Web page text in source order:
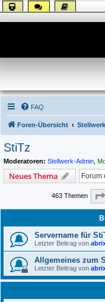
FAQ
Foren-Übersicht
StiTz
Moderatoren: Stellwerk-Admin
Neues Thema
463 Themen
Servername für
Letzter Beitrag von
Allgemeines zum
Letzter Beitrag von